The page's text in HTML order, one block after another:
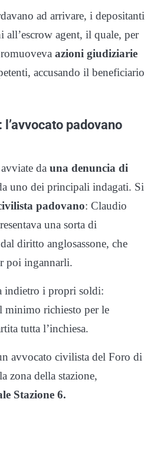
ad arrivare, i depositanti
all’escrow agent, il quale, per
azioni giudiziarie
accusando il beneficiario
padovano
da una denuncia di
uno dei principali indagati. Si
padovano: Claudio
una sorta di
diritto anglosassone, che
poi ingannarli.
indietro i propri soldi:
minimo richiesto per le
tutta l’inchiesa.
avvocato civilista del Foro di
zona della stazione,
Stazione 6.